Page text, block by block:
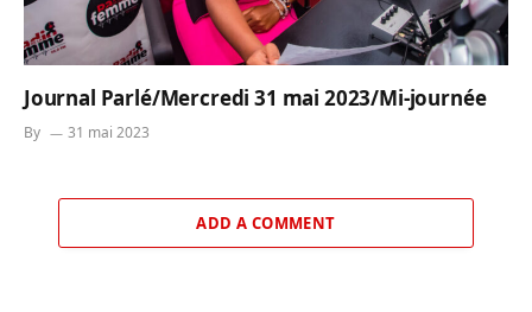
Journal Parlé/Mercredi 31 mai 2023/Mi-journée
By 31 mai 2023
ADD A COMMENT